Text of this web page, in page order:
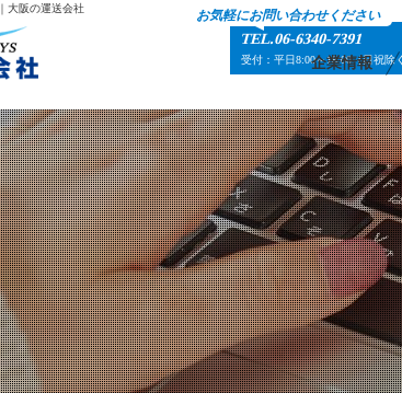
大阪の運送会社 お気軽にお問い合わせください
TEL.06-6340-7391
受付：平日8:00～18:00（日祝除
企業情報